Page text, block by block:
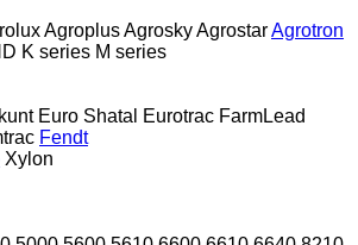
AgroplusAgroskyAgrostarAgrotron
K series M series
Euro Shatal Eurotrac FarmLead
Fendt
Xylon